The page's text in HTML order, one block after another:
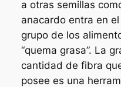
a otras semillas
anacardo entra en el
grupo de los
“quema grasa”. La
cantidad de fibra
posee es una